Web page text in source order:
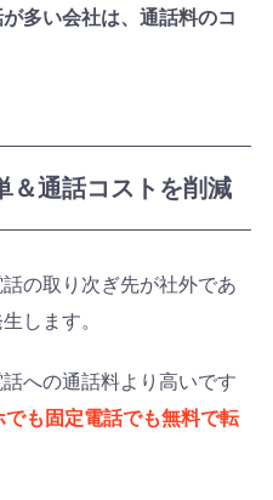
多い会社は、通話料のコ
＆通話コストを削減
の取り次ぎ先が社外であ
します。
への通話料より高いです
も固定電話でも無料で転